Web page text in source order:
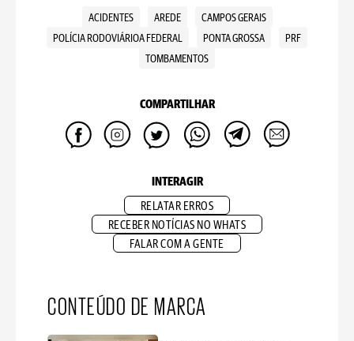
ACIDENTES AREDE
CAMPOS GERAIS
POLÍCIA RODOVIÁRIOA FEDERAL
PONTA GROSSA
PRF
TOMBAMENTOS
COMPARTILHAR
INTERAGIR
RELATAR ERROS
RECEBER NOTÍCIAS NO WHATS
FALAR COM A GENTE
CONTEÚDO DE MARCA